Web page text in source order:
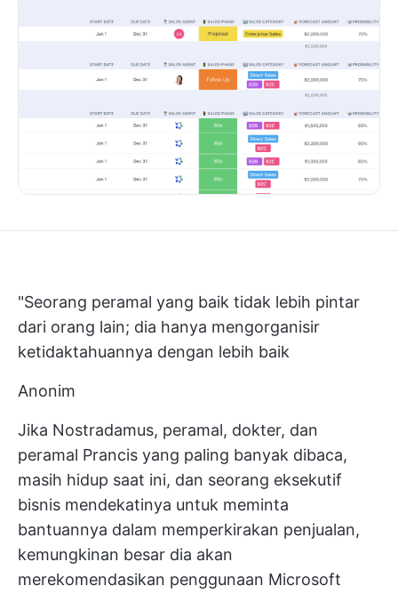
"Seorang peramal yang baik tidak lebih pintar
dari orang lain; dia hanya mengorganisir
ketidaktahuannya dengan lebih baik
Anonim
Jika Nostradamus, peramal, dokter, dan
peramal Prancis yang paling banyak dibaca,
masih hidup saat ini, dan seorang eksekutif
bisnis mendekatinya untuk meminta
bantuannya dalam memperkirakan penjualan,
kemungkinan besar dia akan
merekomendasikan penggunaan Microsoft